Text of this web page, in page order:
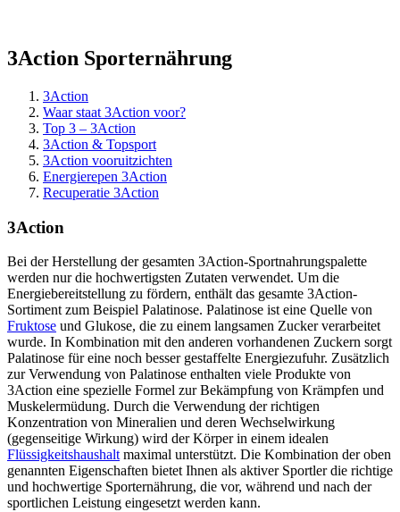
3Action Sporternährung
3Action
Waar staat 3Action voor?
Top 3 – 3Action
3Action & Topsport
3Action vooruitzichten
Energierepen 3Action
Recuperatie 3Action
3Action
Bei der Herstellung der gesamten 3Action-Sportnahrungspalette
werden nur die hochwertigsten Zutaten verwendet. Um die
Energiebereitstellung zu fördern, enthält das gesamte 3Action-
Sortiment zum Beispiel Palatinose. Palatinose ist eine Quelle von
Fruktose und Glukose, die zu einem langsamen Zucker verarbeitet
wurde. In Kombination mit den anderen vorhandenen Zuckern sorgt
Palatinose für eine noch besser gestaffelte Energiezufuhr. Zusätzlich
zur Verwendung von Palatinose enthalten viele Produkte von
3Action eine spezielle Formel zur Bekämpfung von Krämpfen und
Muskelermüdung. Durch die Verwendung der richtigen
Konzentration von Mineralien und deren Wechselwirkung
(gegenseitige Wirkung) wird der Körper in einem idealen
Flüssigkeitshaushalt maximal unterstützt. Die Kombination der oben
genannten Eigenschaften bietet Ihnen als aktiver Sportler die richtige
und hochwertige Sporternährung, die vor, während und nach der
sportlichen Leistung eingesetzt werden kann.